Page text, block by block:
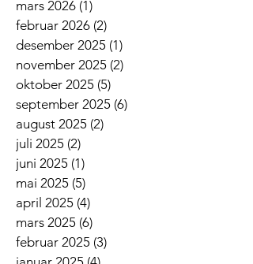
mai 2026 (1) 1 innlegg
mars 2026 (1) 1 innlegg
februar 2026 (2) 2 innlegg
desember 2025 (1)1 innlegg
november 2025 (2)
oktober 2025 (5) 5 innlegg
september 2025
august 2025
juli 2025 (2)2 innlegg
juni 2025 (1)1 innlegg
mai 2025 (5)5 innlegg
april 2025 (4)4 innlegg
mars 2025 (6) 6 innlegg